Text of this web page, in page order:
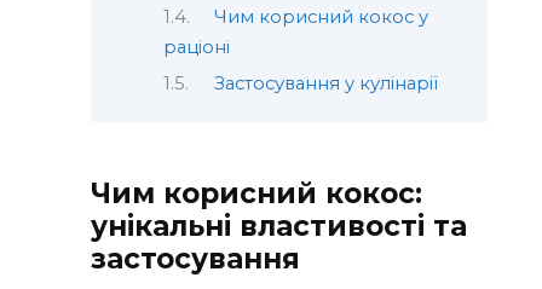
Чим корисний кокос у
раціоні
Застосування у кулінарії
Чим корисний кокос:
унікальні властивості та
застосування